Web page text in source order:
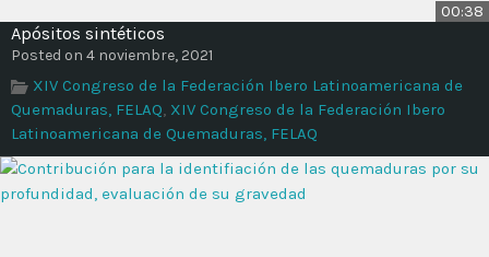
00:38
Apósitos sintéticos
Posted on 4 noviembre, 2021
XIV Congreso de la Federación Ibero Latinoamericana de
Quemaduras, FELAQ, XIV Congreso de la Federación Ibero
Latinoamericana de Quemaduras, FELAQ